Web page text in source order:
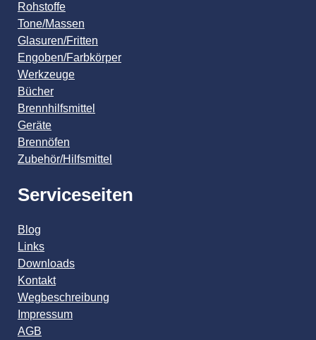
Rohstoffe
Tone/Massen
Glasuren/Fritten
Engoben/Farbkörper
Werkzeuge
Bücher
Brennhilfsmittel
Geräte
Brennöfen
Zubehör/Hilfsmittel
Serviceseiten
Blog
Links
Downloads
Kontakt
Wegbeschreibung
Impressum
AGB